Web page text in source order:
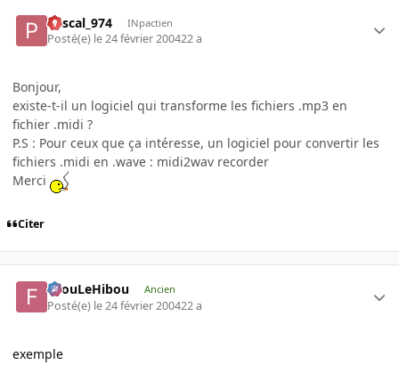
Pascal_974 INpactien
Posté(e) le 24 février 200422 a
Bonjour,
existe-t-il un logiciel qui transforme les fichiers .mp3 en
fichier .midi ?
P.S : Pour ceux que ça intéresse, un logiciel pour convertir les
fichiers .midi en .wave : midi2wav recorder
Merci
Citer
FilouLeHibou Ancien
Posté(e) le 24 février 200422 a
exemple